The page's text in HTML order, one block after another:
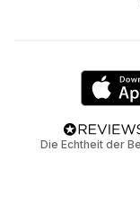
Die Echtheit der